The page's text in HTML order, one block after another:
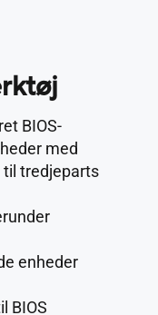
BIOS-
med
tredjeparts
enheder
BIOS